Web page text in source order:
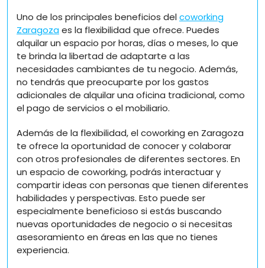
Uno de los principales beneficios delcoworking
Zaragozaes la flexibilidad que ofrece. Puedes
alquilar un espacio por horas, días o meses, lo que
te brinda la libertad de adaptarte a las
necesidades cambiantes de tu negocio. Además,
no tendrás que preocuparte por los gastos
adicionales de alquilar una oficina tradicional, como
el pago de servicios o el mobiliario.
Además de la flexibilidad, el coworking en Zaragoza
te ofrece la oportunidad de conocer y colaborar
con otros profesionales de diferentes sectores. En
un espacio de coworking, podrás interactuar y
compartir ideas con personas que tienen diferentes
habilidades y perspectivas. Esto puede ser
especialmente beneficioso si estás buscando
nuevas oportunidades de negocio o si necesitas
asesoramiento en áreas en las que no tienes
experiencia.